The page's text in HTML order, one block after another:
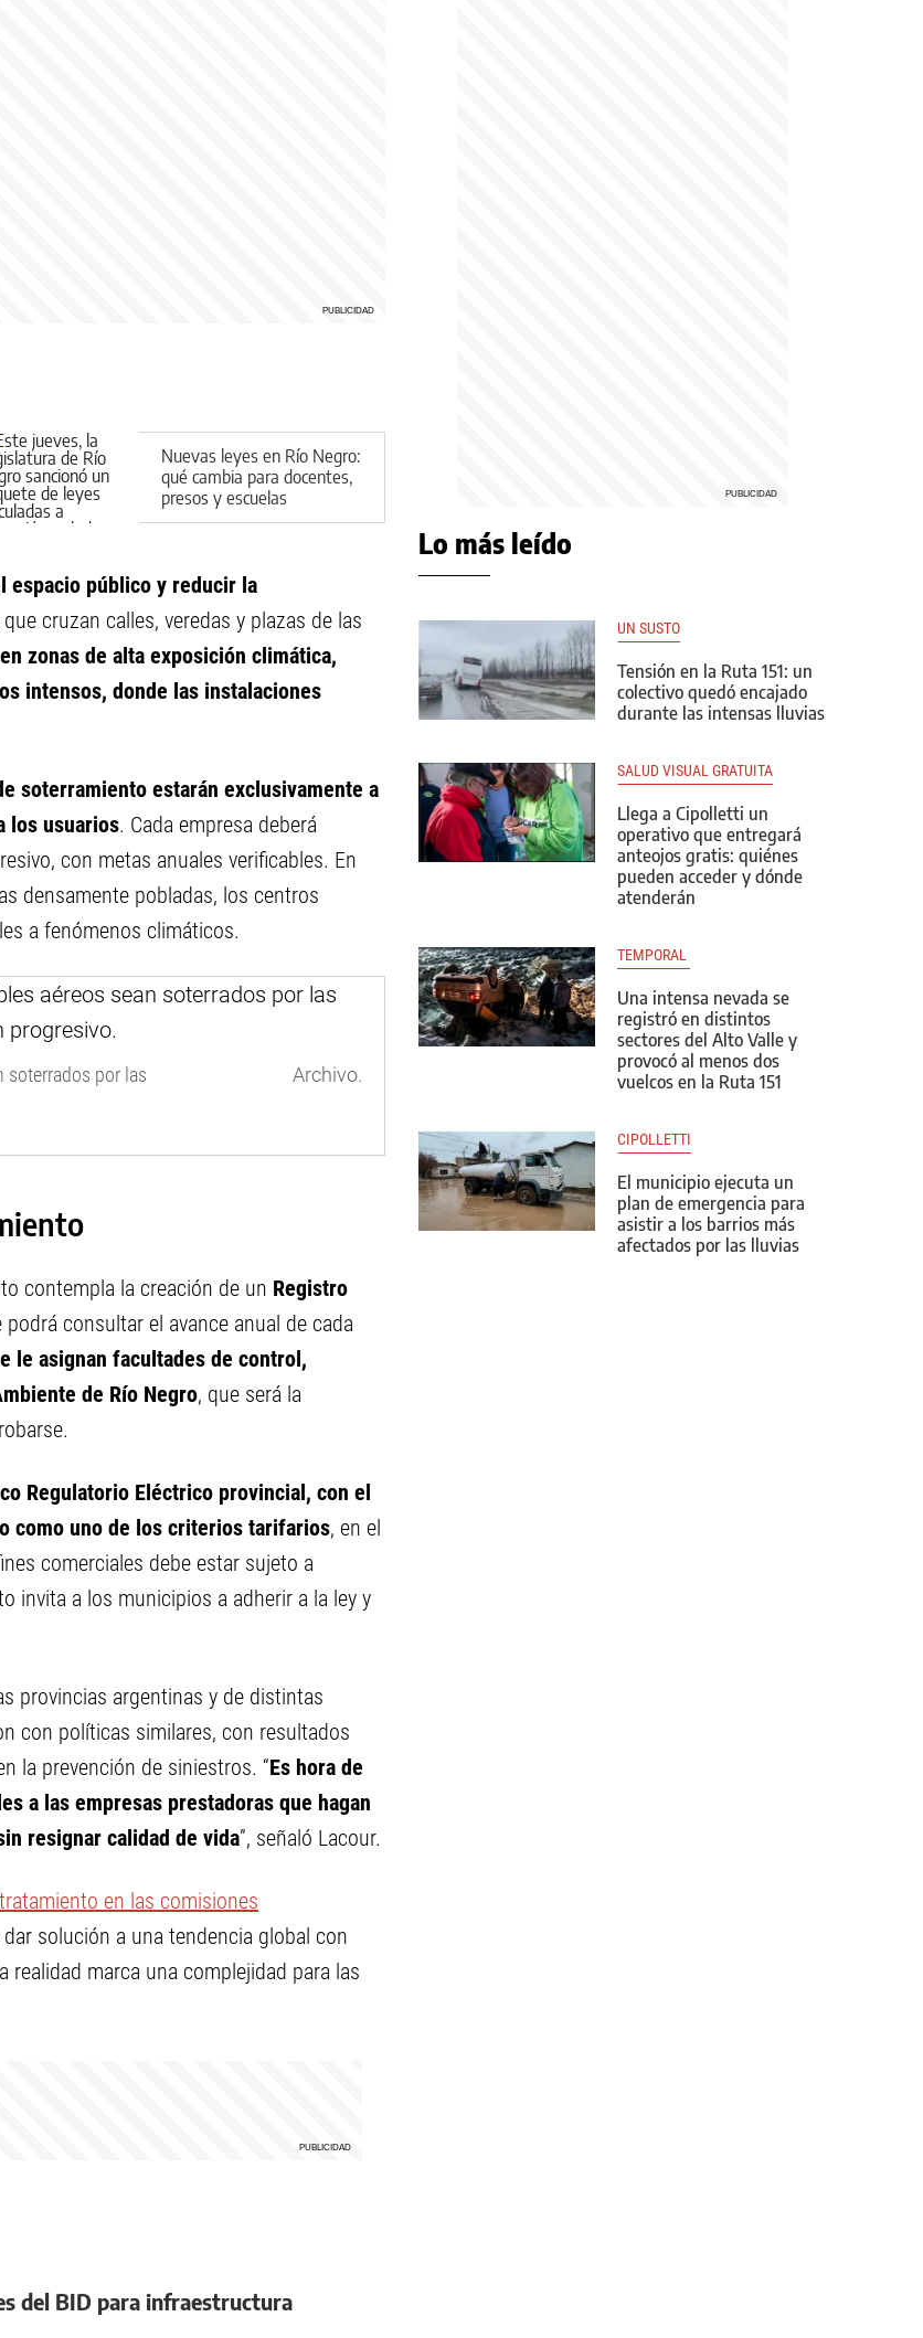
Nuevas leyes en Río Negro:
qué cambia para docentes,
presos y escuelas
espacio público y reducir la
cruzan calles, veredas y plazas de las
zonas de alta exposición climática,
intensos, donde las instalaciones
soterramiento estarán exclusivamente a
los usuarios. Cada empresa deberá
con metas anuales verificables. En
densamente pobladas, los centros
a fenómenos climáticos.
soterrados por las
Archivo.
contempla la creación de un Registro
podrá consultar el avance anual de cada
le asignan facultades de control,
de Río Negro, que será la
Regulatorio Eléctrico provincial, con el
como uno de los criterios tarifarios, en el
comerciales debe estar sujeto a
invita a los municipios a adherir a la ley y
provincias argentinas y de distintas
con políticas similares, con resultados
la prevención de siniestros. “Es hora de
a las empresas prestadoras que hagan
resignar calidad de vida”, señaló Lacour.
en las comisiones
solución a una tendencia global con
marca una complejidad para las
del BID para infraestructura
Lo más leído
UN SUSTO
Tensión en la Ruta 151: un
colectivo quedó encajado
durante las intensas lluvias
SALUD VISUAL GRATUITA
Llega a Cipolletti un
operativo que entregará
anteojos gratis: quiénes
pueden acceder y dónde
atenderán
TEMPORAL
Una intensa nevada se
registró en distintos
sectores del Alto Valle y
provocó al menos dos
vuelcos en la Ruta 151
CIPOLLETTI
El municipio ejecuta un
plan de emergencia para
asistir a los barrios más
afectados por las lluvias